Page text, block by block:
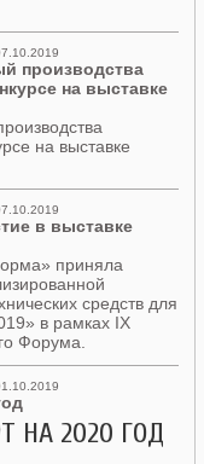
производства
на выставке
на выставке
в выставке
приняла
средств для
в рамках IX
Форума.
НА 2020 ГОД